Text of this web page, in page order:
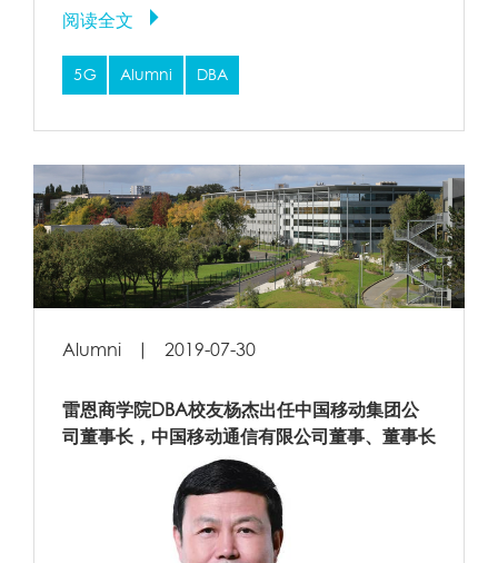
阅读全文
5G Alumni DBA
Alumni | 2019-07-30
雷恩商学院DBA校友杨杰出任中国移动集团公
司董事长，中国移动通信有限公司董事、董事长